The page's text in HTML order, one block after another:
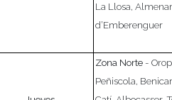
La Llosa,
d’Emberenguer
Zona Norte -
Peñiscola,